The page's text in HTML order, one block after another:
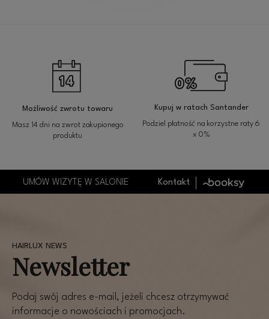
Możliwość zwrotu towaru
Masz 14 dni na zwrot zakupionego
produktu
Kupuj w ratach Santander
Podziel płatność na korzystne raty 6
x 0%
UMÓW WIZYTĘ W SALONIE Kontakt
Newsletter
Podaj swój adres e-mail, jeżeli chcesz otrzymywać
informacje o nowościach i promocjach.